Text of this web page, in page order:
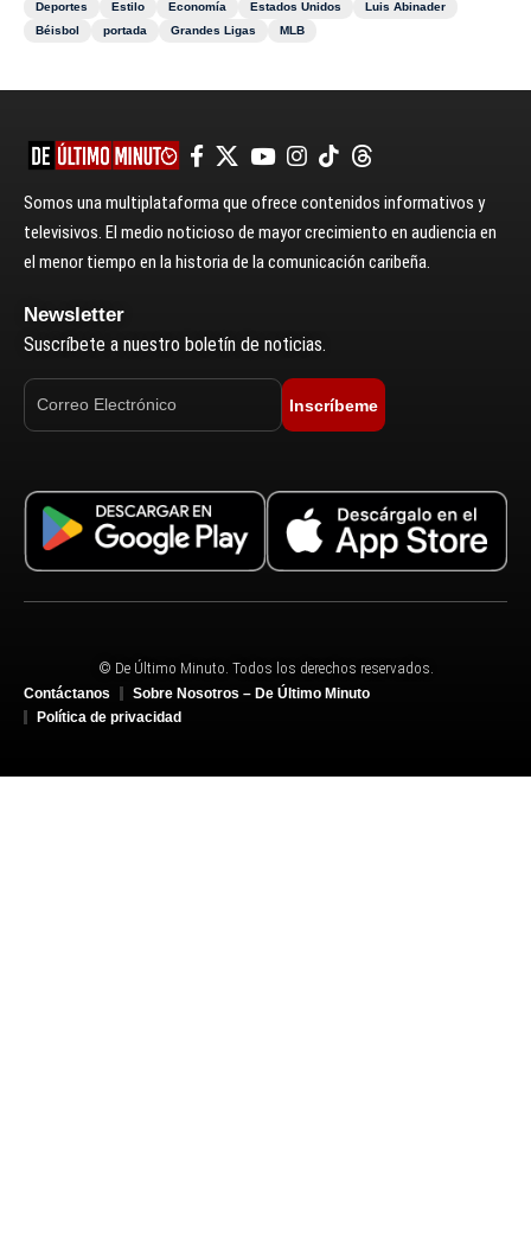
Deportes
Estilo Economía Estados Unidos
Luis Abinader
Béisbol
portada Grandes Ligas MLB
Somos una multiplataforma que ofrece contenidos informativos y
televisivos. El medio noticioso de mayor crecimiento en audiencia en
el menor tiempo en la historia de la comunicación caribeña.
Newsletter
Suscríbete a nuestro boletín de noticias.
Inscríbeme
© De Último Minuto. Todos los derechos reservados.
Contáctanos
Sobre Nosotros – De Último Minuto
Política de privacidad